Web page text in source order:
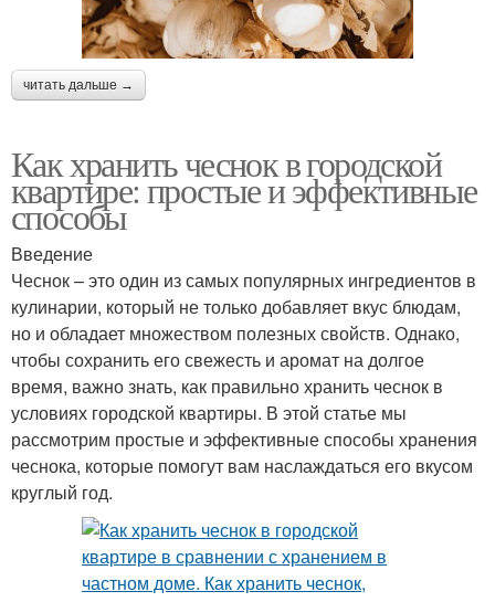
читать дальше →
Как хранить чеснок в городской
квартире: простые и эффективные
способы
Введение
Чеснок – это один из самых популярных ингредиентов в
кулинарии, который не только добавляет вкус блюдам,
но и обладает множеством полезных свойств. Однако,
чтобы сохранить его свежесть и аромат на долгое
время, важно знать, как правильно хранить чеснок в
условиях городской квартиры. В этой статье мы
рассмотрим простые и эффективные способы хранения
чеснока, которые помогут вам наслаждаться его вкусом
круглый год.